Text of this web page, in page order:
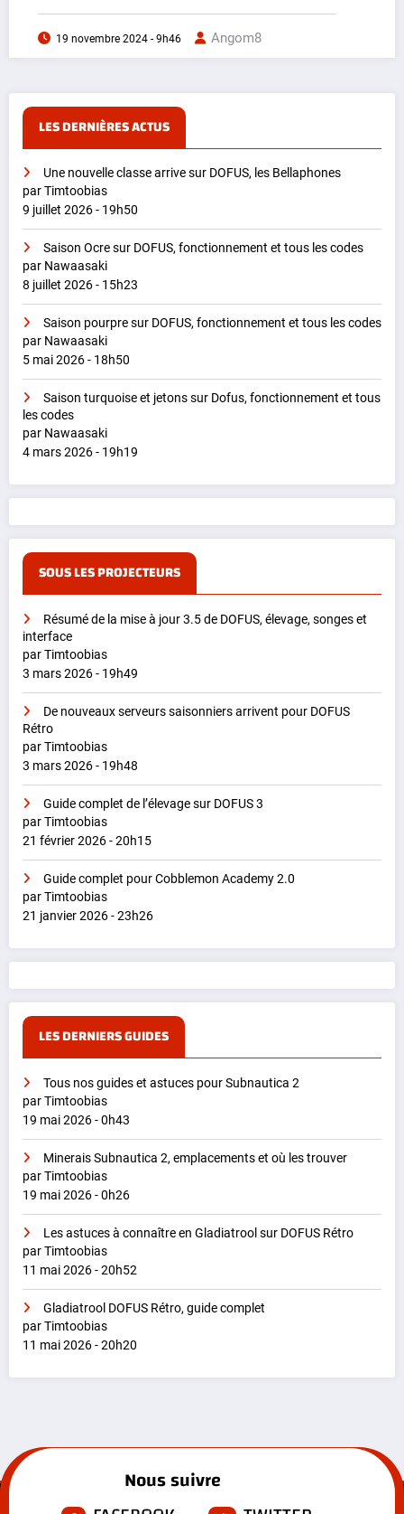
19 novembre 2024 - 9h46 Angom8
LES DERNIÈRES ACTUS
Une nouvelle classe arrive sur DOFUS, les Bellaphones
par Timtoobias
9 juillet 2026 - 19h50
Saison Ocre sur DOFUS, fonctionnement et tous les codes
par Nawaasaki
8 juillet 2026 - 15h23
Saison pourpre sur DOFUS, fonctionnement et tous les codes
par Nawaasaki
5 mai 2026 - 18h50
Saison turquoise et jetons sur Dofus, fonctionnement et tous
les codes
par Nawaasaki
4 mars 2026 - 19h19
SOUS LES PROJECTEURS
Résumé de la mise à jour 3.5 de DOFUS, élevage, songes et
interface
par Timtoobias
3 mars 2026 - 19h49
De nouveaux serveurs saisonniers arrivent pour DOFUS
Rétro
par Timtoobias
3 mars 2026 - 19h48
Guide complet de l’élevage sur DOFUS 3
par Timtoobias
21 février 2026 - 20h15
Guide complet pour Cobblemon Academy 2.0
par Timtoobias
21 janvier 2026 - 23h26
LES DERNIERS GUIDES
Tous nos guides et astuces pour Subnautica 2
par Timtoobias
19 mai 2026 - 0h43
Minerais Subnautica 2, emplacements et où les trouver
par Timtoobias
19 mai 2026 - 0h26
Les astuces à connaître en Gladiatrool sur DOFUS Rétro
par Timtoobias
11 mai 2026 - 20h52
Gladiatrool DOFUS Rétro, guide complet
par Timtoobias
11 mai 2026 - 20h20
Nous suivre